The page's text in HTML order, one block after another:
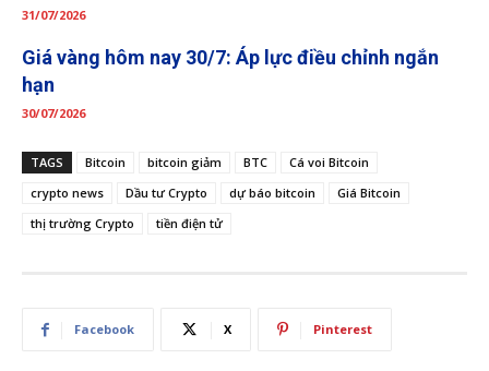
31/07/2026
Giá vàng hôm nay 30/7: Áp lực điều chỉnh ngắn
hạn
30/07/2026
TAGS Bitcoin bitcoin giảm BTC
Cá voi Bitcoin
crypto news
Dầu tư Crypto dự báo bitcoin
Giá Bitcoin
thị trường Crypto
tiền điện tử
Facebook X Pinterest